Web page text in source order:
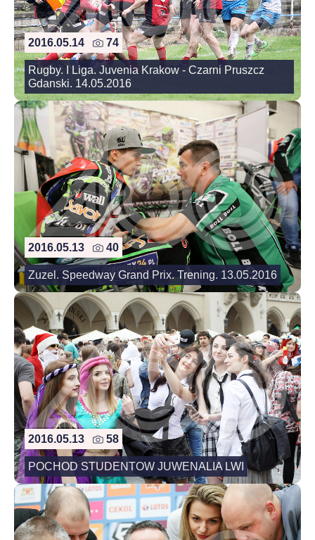
2016.05.14 74
Rugby. I Liga. Juvenia Krakow - Czarni Pruszcz
Gdanski. 14.05.2016
2016.05.13 40
Zuzel. Speedway Grand Prix. Trening. 13.05.2016
2016.05.13 58
POCHOD STUDENTOW JUWENALIA LWI